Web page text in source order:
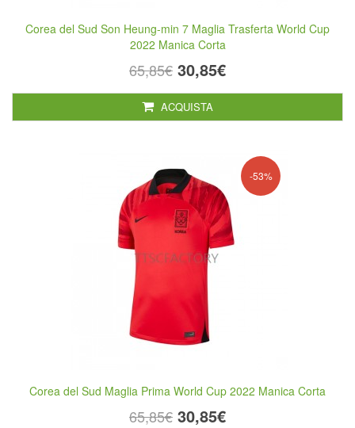
Corea del Sud Son Heung-min 7 Maglia Trasferta World Cup
2022 Manica Corta
65,85€ 30,85€
ACQUISTA
-53%
Corea del Sud Maglia Prima World Cup 2022 Manica Corta
65,85€ 30,85€